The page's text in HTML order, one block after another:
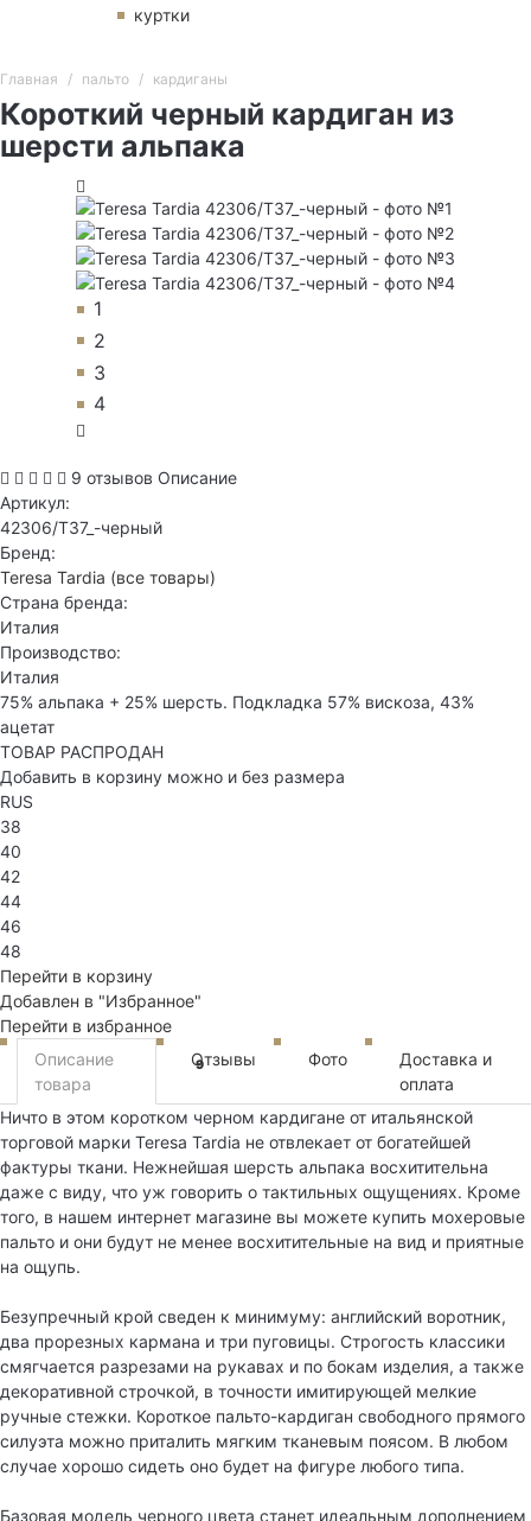
куртки
Главная пальто кардиганы
Короткий черный кардиган из
шерсти альпака
1
2
3
4
9 отзывов Описание
Артикул:
42306/T37_-черный
Бренд:
Teresa Tardia (все товары)
Страна бренда:
Италия
Производство:
Италия
75% альпака + 25% шерсть. Подкладка 57% вискоза, 43%
ацетат
ТОВАР РАСПРОДАН
Добавить в корзину можно и без размера
RUS
38
40
42
44
46
48
Перейти в корзину
Добавлен в "Избранное"
Перейти в избранное
Описание
товара
Отзывы
9 Фото
Доставка и
оплата
Ничто в этом коротком черном кардигане от итальянской
торговой марки Teresa Tardia не отвлекает от богатейшей
фактуры ткани. Нежнейшая шерсть альпака восхитительна
даже с виду, что уж говорить о тактильных ощущениях. Кроме
того, в нашем интернет магазине вы можете купить мохеровые
пальто и они будут не менее восхитительные на вид и приятные
на ощупь.
Безупречный крой сведен к минимуму: английский воротник,
два прорезных кармана и три пуговицы. Строгость классики
смягчается разрезами на рукавах и по бокам изделия, а также
декоративной строчкой, в точности имитирующей мелкие
ручные стежки. Короткое пальто-кардиган свободного прямого
силуэта можно приталить мягким тканевым поясом. В любом
случае хорошо сидеть оно будет на фигуре любого типа.
Базовая модель черного цвета станет идеальным дополнением